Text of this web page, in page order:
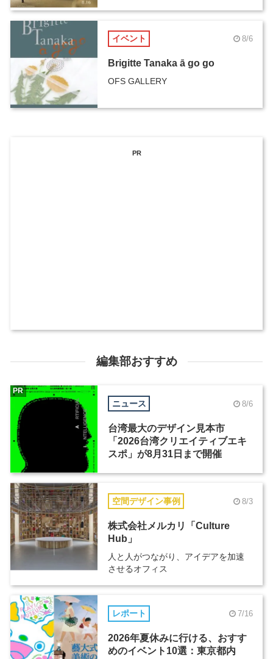
イベント 8/6
Brigitte Tanaka ā go go
OFS GALLERY
PR
編集部おすすめ
ニュース 8/6
台湾最大のデザイン見本市
「2026台湾クリエイティブエキ
スポ」が8月31日まで開催
PR
空間デザイン事例 8/3
株式会社メルカリ「Culture
Hub」
人と人がつながり、アイデアを加速
させるオフィス
レポート 7/16
2026年夏休みに行ける、おすす
めのイベント10選：東京都内